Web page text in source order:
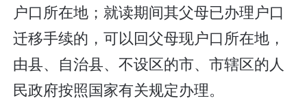
户口所在地；就读期间其父母已办理户口
迁移手续的，可以回父母现户口所在地，
由县、自治县、不设区的市、市辖区的人
民政府按照国家有关规定办理。